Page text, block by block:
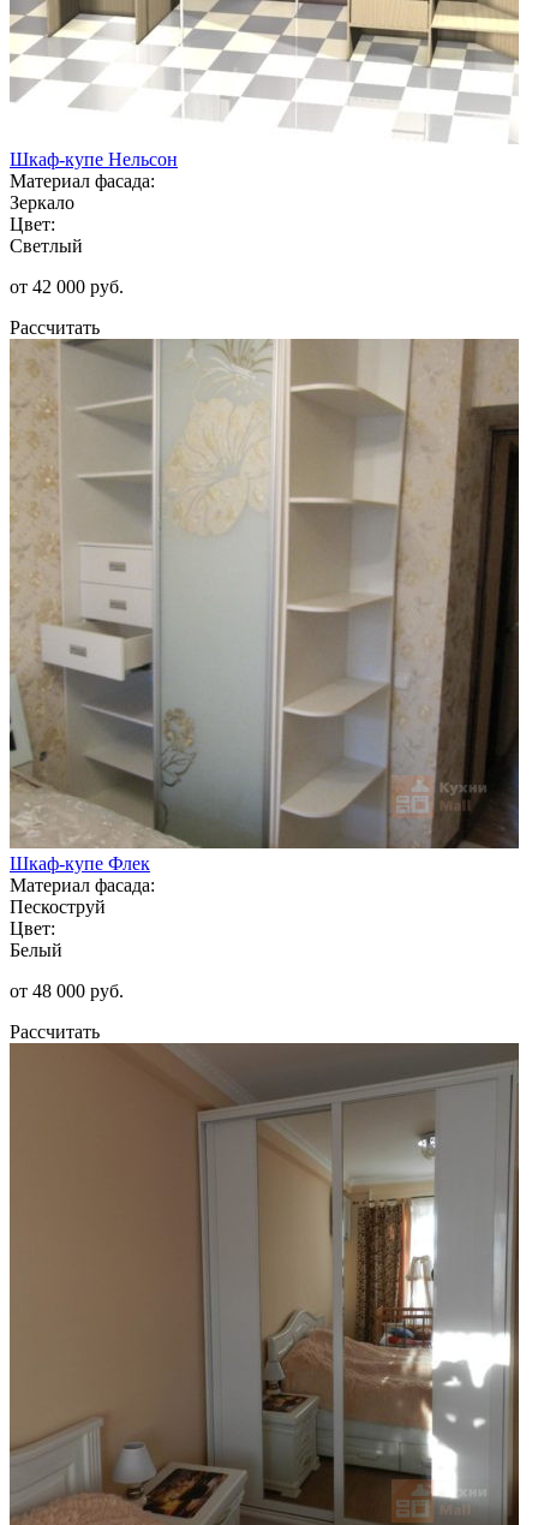
Шкаф-купе Нельсон
Материал фасада:
Зеркало
Цвет:
Светлый
от 42 000 руб.
Рассчитать
Шкаф-купе Флек
Материал фасада:
Пескоструй
Цвет:
Белый
от 48 000 руб.
Рассчитать